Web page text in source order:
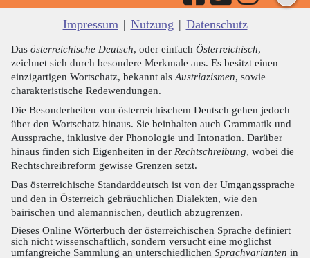
Impressum | Nutzung | Datenschutz
Das österreichische Deutsch, oder einfach Österreichisch,
zeichnet sich durch besondere Merkmale aus. Es besitzt einen
einzigartigen Wortschatz, bekannt alsAustriazismen, sowie
charakteristische Redewendungen.
Die Besonderheiten von österreichischem Deutsch gehen jedoch
über den Wortschatz hinaus. Sie beinhalten auch Grammatik und
Aussprache, inklusive der Phonologie und Intonation. Darüber
hinaus finden sich Eigenheiten in der Rechtschreibung, wobei die
Rechtschreibreform gewisse Grenzen setzt.
Das österreichische Standarddeutsch ist von der Umgangssprache
und den in Österreich gebräuchlichen Dialekten, wie den
bairischen und alemannischen, deutlich abzugrenzen.
Dieses Online Wörterbuch der österreichischen Sprache definiert
sich nicht wissenschaftlich, sondern versucht eine möglichst
umfangreiche Sammlung an unterschiedlichen Sprachvarianten in